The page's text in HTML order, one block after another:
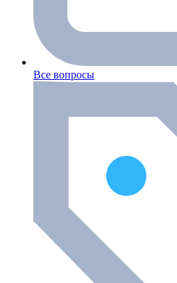
Все вопросы